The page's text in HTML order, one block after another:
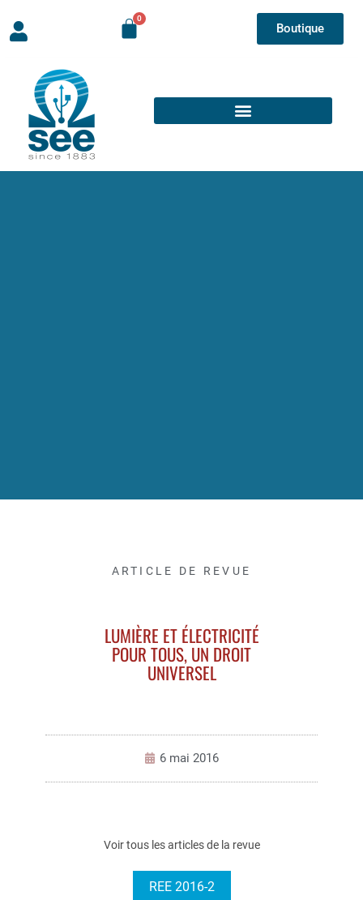
Boutique
ARTICLE DE REVUE
LUMIÈRE ET ÉLECTRICITÉ
POUR TOUS, UN DROIT
UNIVERSEL
6 mai 2016
Voir tous les articles de la revue
REE 2016-2